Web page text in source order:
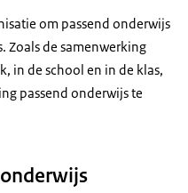
om passend onderwijs
Zoals de samenwerking
in de school en in de klas,
passend onderwijs te